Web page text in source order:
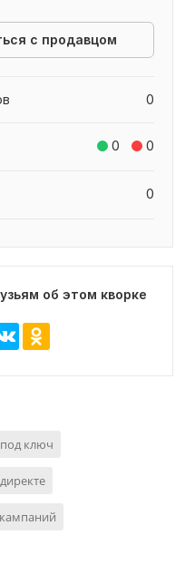
с продавцом
0
0 0
0
об этом кворке
ключ